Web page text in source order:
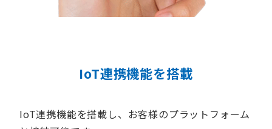
IoT連携機能を搭載
IoT連携機能を搭載し、お客様のプラットフォーム